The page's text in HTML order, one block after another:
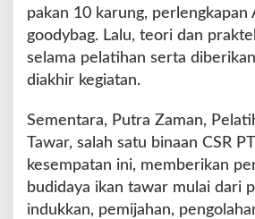
pakan 10 karung, perlengkapan
goodybag. Lalu, teori dan
selama pelatihan serta
diakhir kegiatan.
Sementara, Putra Zaman,
Tawar, salah satu binaan CSR
kesempatan ini, memberikan
budidaya ikan tawar mulai dari
indukkan, pemijahan,